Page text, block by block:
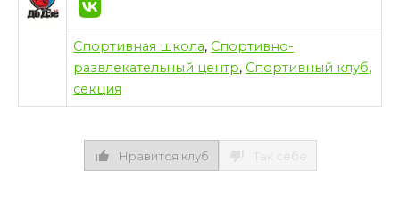
Спортивная школа, Спортивно-
развлекательный центр, Спортивный клуб,
секция
Нравится клуб